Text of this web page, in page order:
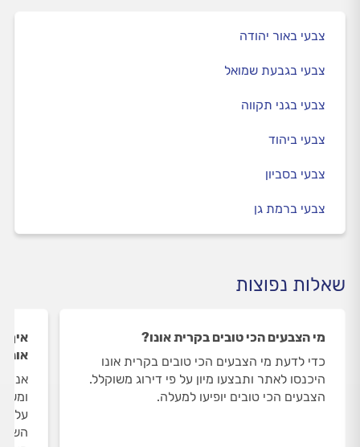
צבעי באור יהודה
צבעי בגבעת שמואל
צבעי בגני תקווה
צבעי ביהוד
צבעי בסביון
צבעי ברמת גן
שאלות נפוצות
מי הצבעים הכי טובים בקרית אונו?
כדי לדעת מי הצבעים הכי טובים בקרית אונו
היכנסו לאתר ותבצעו מיון על פי דירוג משוקלל.
הצבעים הכי טובים יופיעו למעלה.
איך
על